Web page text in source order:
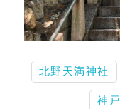
北野天満神社
神戸